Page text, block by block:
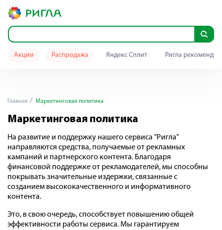
Акции Распродажа Яндекс Сплит Ригла
Главная Маркетинговая политика
Маркетинговая политика
На развитие и поддержку нашего сервиса "Ригла"
направляются средства, получаемые от рекламных
кампаний и партнерского контента. Благодаря
финансовой поддержке от рекламодателей, мы способны
покрывать значительные издержки, связанные с
созданием высококачественного и информативного
контента.
Это, в свою очередь, способствует повышению общей
эффективности работы сервиса. Мы гарантируем